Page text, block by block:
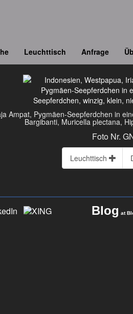
Leuchttisch Anfrage
Ampat, Pygmäen-Seepferdchen in
Bargibanti, Muricella plectana,
Foto Nr.
Leuchttisch
Blog at